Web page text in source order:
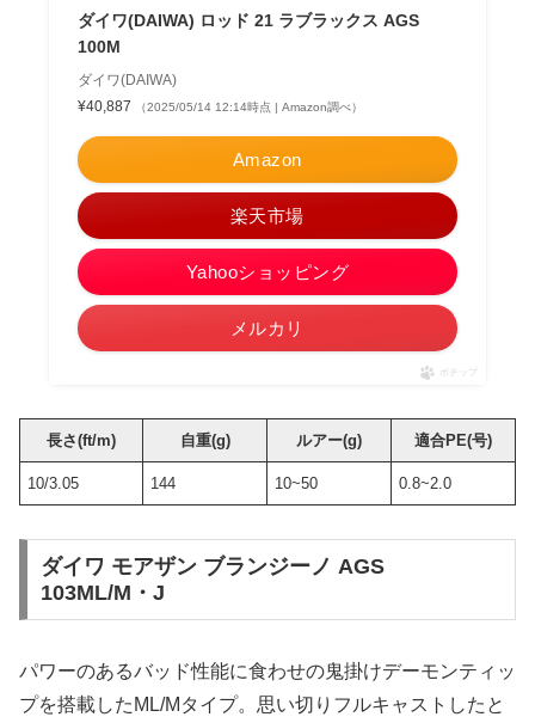
ダイワ(DAIWA) ロッド 21 ラブラックス AGS
100M
ダイワ(DAIWA)
¥40,887
（2025/05/14 12:14時点 | Amazon調べ）
Amazon
楽天市場
Yahooショッピング
メルカリ
ポチップ
長さ(ft/m) 自重(g) ルアー(g) 適合PE(号)
10/3.05 144 10~50 0.8~2.0
ダイワ モアザン ブランジーノ AGS
103ML/M・J
パワーのあるバッド性能に食わせの鬼掛けデーモンティッ
プを搭載したML/Mタイプ。思い切りフルキャストしたと